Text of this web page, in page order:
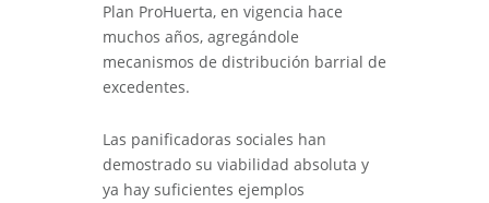
Plan ProHuerta, en vigencia hace
muchos años, agregándole
mecanismos de distribución barrial de
excedentes.
Las panificadoras sociales han
demostrado su viabilidad absoluta y
ya hay suficientes ejemplos